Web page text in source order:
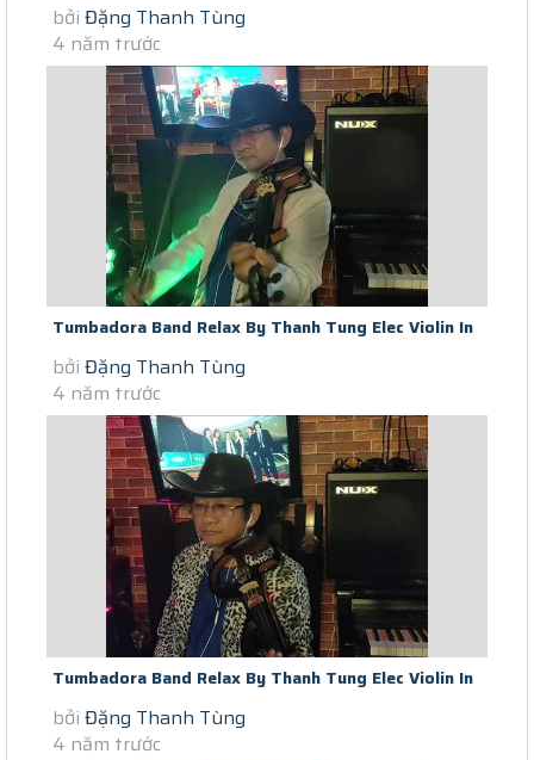
Lockdown A Thousand Year (day...
bởi Đặng Thanh Tùng
4 năm trước
Tumbadora Band Relax By Thanh Tung Elec Violin In
Saigon Scocial Distance...
bởi Đặng Thanh Tùng
4 năm trước
Tumbadora Band Relax By Thanh Tung Elec Violin In
Saigon Scocial Distance...
bởi Đặng Thanh Tùng
4 năm trước